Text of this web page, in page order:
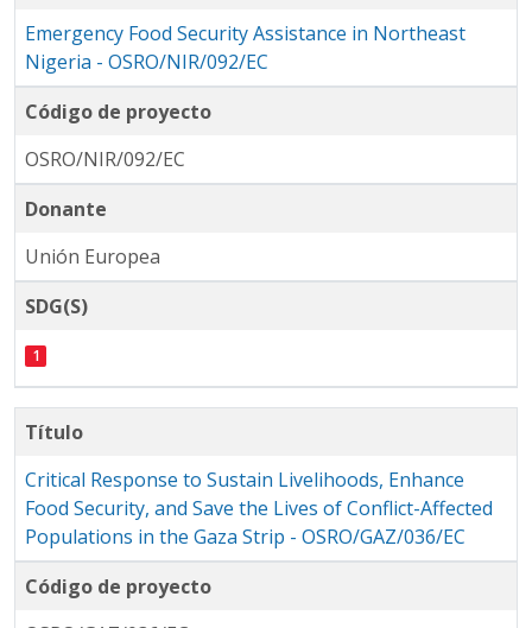
Emergency Food Security Assistance in Northeast
Nigeria - OSRO/NIR/092/EC
Código de proyecto
OSRO/NIR/092/EC
Donante
Unión Europea
SDG(S)
Título
Critical Response to Sustain Livelihoods, Enhance
Food Security, and Save the Lives of Conflict-Affected
Populations in the Gaza Strip - OSRO/GAZ/036/EC
Código de proyecto